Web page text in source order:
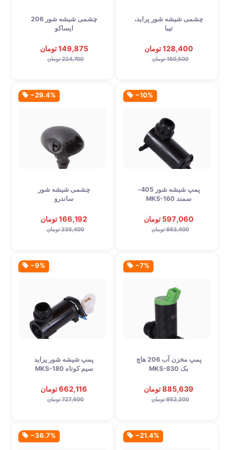
چشمی شیشه شور پراید،
تیبا
128,400 تومان
160,500 تومان
چشمی شیشه شور 206
ایساکو
149,875 تومان
224,700 تومان
‎−10%
پمپ شیشه شور 405-
سمند MKS-160
597,060 تومان
663,400 تومان
‎−29.4%
چشمی شیشه شور
ساندرو
166,192 تومان
235,400 تومان
‎−7%
پمپ مخزن آب 206 هاچ
بک MKS-830
885,639 تومان
952,300 تومان
‎−9%
پمپ شیشه شور پراید
سیم کوتاه MKS-180
662,116 تومان
727,600 تومان
‎−21.4%
‎−36.7%